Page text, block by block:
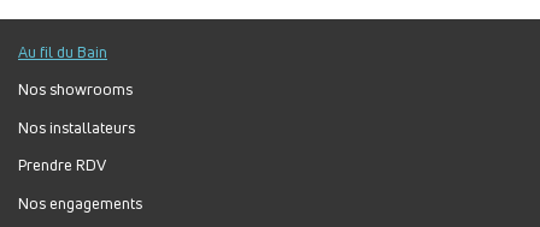
Au fil du Bain
Nos showrooms
Nos installateurs
Prendre RDV
Nos engagements